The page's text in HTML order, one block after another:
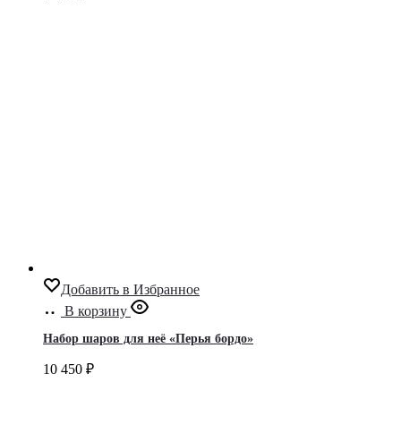
Добавить в Избранное
В корзину
Набор шаров для неё «Перья бордо»
10 450 ₽